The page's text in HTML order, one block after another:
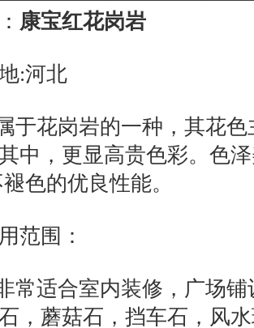
康宝红花岗岩
:河北
于花岗岩的一种，其花
中，更显高贵色彩。色
色的优良性能。
范围：
常适合室内装修，广场
，蘑菇石，挡车石，风